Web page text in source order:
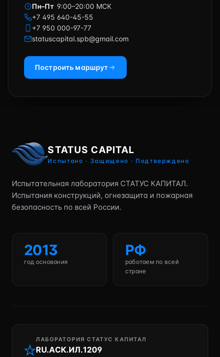
Пн–Пт 9:00–20:00 МСК
+7 495 640-45-55
+7 950 000-97-77
statuscapital.spb@gmail.com
Построить маршрут
STATUS CAPITAL
Испытано · Защищено · Подтверждено
Испытательная лаборатория СТАТУС КАПИТАЛ.
Испытания конструкций, огнезащита и пожарная
безопасность по всей России.
2013
год основания
РФ
работаем по всей
стране
ЛАБОРАТОРИЯ СТАТУС КАПИТАЛ
RU.АСК.ИЛ.1209